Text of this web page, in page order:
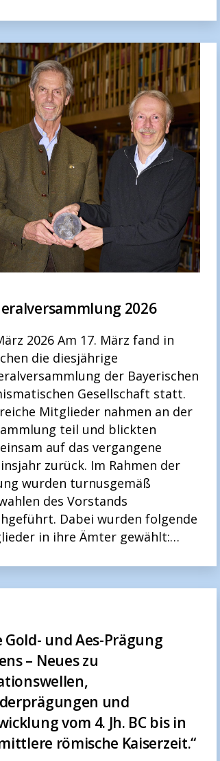
2026
2026 Am 17. März fand in
die diesjährige
der Bayerischen
Gesellschaft statt.
Mitglieder nahmen an der
teil und blickten
auf das vergangene
zurück. Im Rahmen der
wurden turnusgemäß
des Vorstands
Dabei wurden folgende
in ihre Ämter gewählt:…
Gold- und Aes-Prägung
– Neues zu
und
vom 4. Jh. BC bis in
römische Kaiserzeit.“